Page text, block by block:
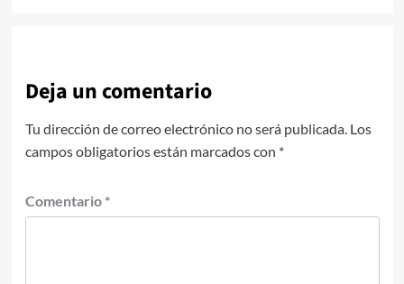
Deja un comentario
Tu dirección de correo electrónico no será publicada. Los
campos obligatorios están marcados con *
Comentario *